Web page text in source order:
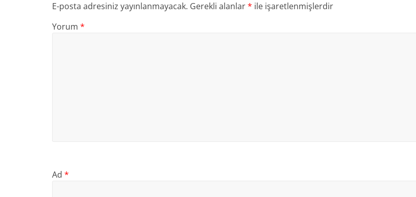
E-posta adresiniz yayınlanmayacak. Gerekli alanlar* ile işaretlenmişlerdir
Yorum *
Ad *